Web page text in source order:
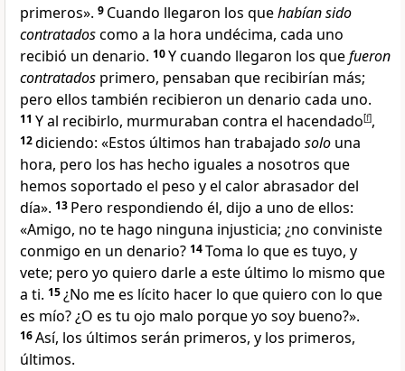
primeros». 9 Cuando llegaron los quehabían sido
contratadoscomo a la hora undécima, cada uno
recibió un denario. 10Y cuando llegaron los quefueron
contratados primero, pensaban que recibirían más;
pero ellos también recibieron un denario cada uno.
11 Y al recibirlo, murmuraban contra el hacendado[f],
12diciendo: «Estos últimos han trabajado solo una
hora, pero los has hecho iguales a nosotros que
hemos soportado el peso y el calor abrasador del
día». 13 Pero respondiendo él, dijo a uno de ellos:
«Amigo, no te hago ninguna injusticia; ¿no conviniste
conmigo en un denario? 14Toma lo que es tuyo, y
vete; pero yo quiero darle a este último lo mismo que
a ti. 15¿No me es lícito hacer lo que quiero con lo que
es mío? ¿O es tu ojo malo porque yo soy bueno?».
16Así, los últimos serán primeros, y los primeros,
últimos.